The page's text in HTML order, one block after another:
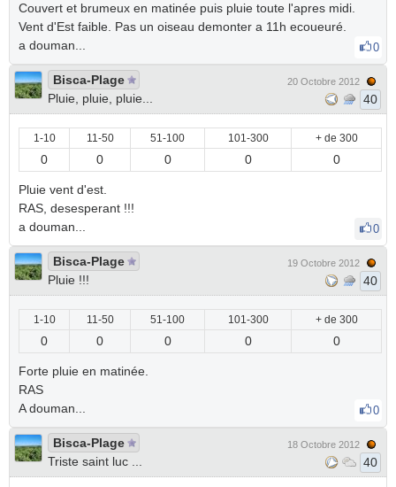
Couvert et brumeux en matinée puis pluie toute l'apres midi.
Vent d'Est faible. Pas un oiseau demonter a 11h ecoueuré.
a douman...
0
Bisca-Plage
Pluie, pluie, pluie...
20 Octobre 2012
40
1-10 11-50 51-100 101-300 + de 300
0 0 0 0 0
Pluie vent d'est.
RAS, desesperant !!!
a douman...
0
Bisca-Plage
Pluie !!!
19 Octobre 2012
40
1-10 11-50 51-100 101-300 + de 300
0 0 0 0 0
Forte pluie en matinée.
RAS
A douman...
0
Bisca-Plage
Triste saint luc ...
18 Octobre 2012
40